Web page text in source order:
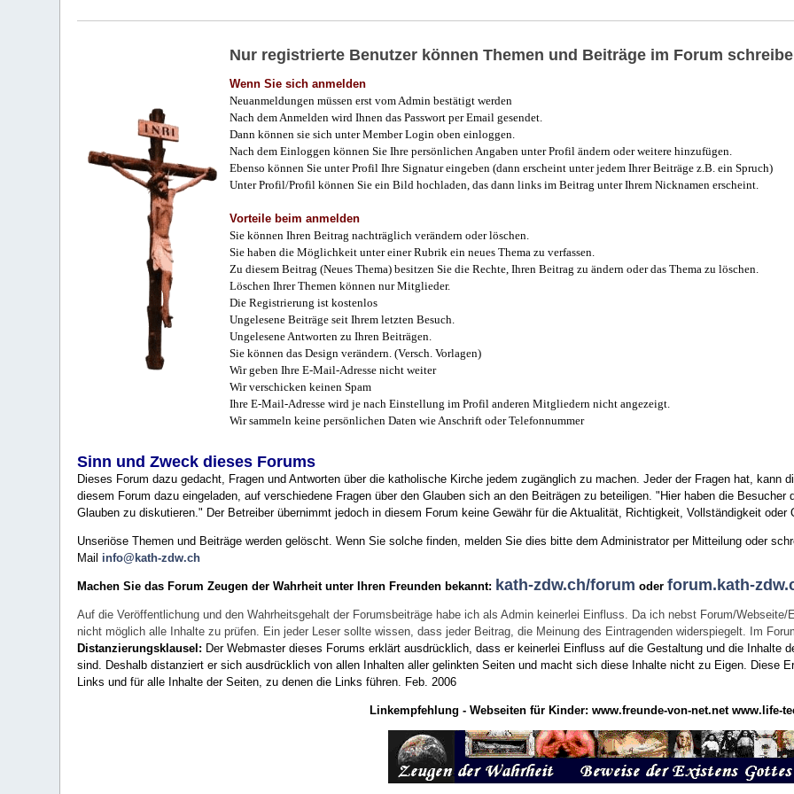
Nur registrierte Benutzer können Themen und Beiträge im Forum
Wenn Sie sich anmelden
Neuanmeldungen müssen erst vom Admin bestätigt werden
Nach dem Anmelden wird Ihnen das Passwort per Email gesendet.
Dann können sie sich unter Member Login oben einloggen.
Nach dem Einloggen können Sie Ihre persönlichen Angaben unter Profil ändern oder weitere hinzufügen.
Ebenso können Sie unter Profil Ihre Signatur eingeben (dann erscheint unter jedem Ihrer Beiträge z.B. ein Spruch)
Unter Profil/Profil können Sie ein Bild hochladen, das dann links im Beitrag unter Ihrem Nicknamen erscheint.
Vorteile beim anmelden
Sie können Ihren Beitrag nachträglich verändern oder löschen.
Sie haben die Möglichkeit unter einer Rubrik ein neues Thema zu verfassen.
Zu diesem Beitrag (Neues Thema) besitzen Sie die Rechte, Ihren Beitrag zu ändern oder das Thema zu löschen.
Löschen Ihrer Themen können nur Mitglieder.
Die Registrierung ist kostenlos
Ungelesene Beiträge seit Ihrem letzten Besuch.
Ungelesene Antworten zu Ihren Beiträgen.
Sie können das Design verändern. (Versch. Vorlagen)
Wir geben Ihre E-Mail-Adresse nicht weiter
Wir verschicken keinen Spam
Ihre E-Mail-Adresse wird je nach Einstellung im Profil anderen Mitgliedern nicht angezeigt.
Wir sammeln keine persönlichen Daten wie Anschrift oder Telefonnummer
Sinn und Zweck dieses Forums
Dieses Forum dazu gedacht, Fragen und Antworten über die katholische Kirche jedem zugänglich zu machen. Jeder der Fragen hat, kann
diesem Forum dazu eingeladen, auf verschiedene Fragen über den Glauben sich an den Beiträgen zu beteiligen. "Hier haben die
Glauben zu diskutieren." Der Betreiber übernimmt jedoch in diesem Forum keine Gewähr für die Aktualität, Richtigkeit, Vollständigkeit
Unseriöse Themen und Beiträge werden gelöscht. Wenn Sie solche finden, melden Sie dies bitte dem Administrator per Mitteilung oder
Mail info@kath-zdw.ch
Machen Sie das Forum Zeugen der Wahrheit unter Ihren Freunden bekannt: kath-zdw.ch/forum oderforum.kath-
Auf die Veröffentlichung und den Wahrheitsgehalt der Forumsbeiträge habe ich als Admin keinerlei Einfluss. Da ich nebst Forum/
nicht möglich alle Inhalte zu prüfen. Ein jeder Leser sollte wissen, dass jeder Beitrag, die Meinung des Eintragenden widerspiegelt. Im
Distanzierungsklausel: Der Webmaster dieses Forums erklärt ausdrücklich, dass er keinerlei Einfluss auf die Gestaltung und die Inhalte
sind. Deshalb distanziert er sich ausdrücklich von allen Inhalten aller gelinkten Seiten und macht sich diese Inhalte nicht zu Eigen. Diese
Links und für alle Inhalte der Seiten, zu denen die Links führen. Feb. 2006
Linkempfehlung - Webseiten für Kinder: www.freunde-von-net.net www.life-